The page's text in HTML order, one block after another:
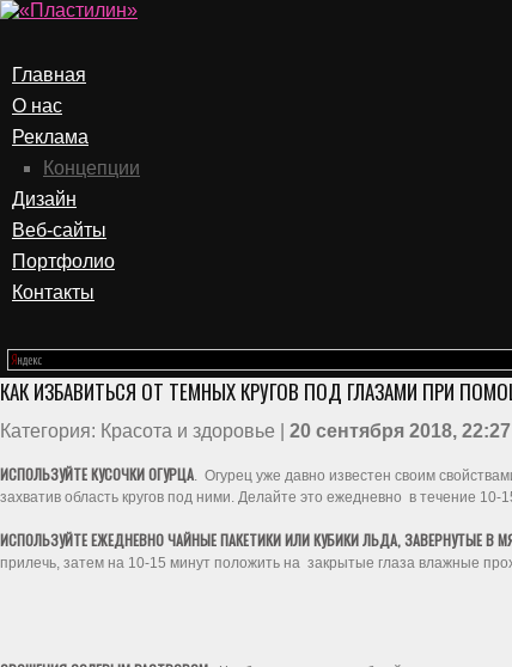
Главная
О нас
Реклама
Концепции
Дизайн
Веб-сайты
Портфолио
Контакты
КАК ИЗБАВИТЬСЯ ОТ ТЕМНЫХ КРУГОВ ПОД ГЛАЗАМИ ПРИ
Категория: Красота и здоровье | 20 сентября 2018, 22:27
ИСПОЛЬЗУЙТЕ КУСОЧКИ ОГУРЦА. Огурец уже давно известен своим
захватив область кругов под ними. Делайте это ежедневно в течение
ИСПОЛЬЗУЙТЕ ЕЖЕДНЕВНО ЧАЙНЫЕ ПАКЕТИКИ ИЛИ КУБИКИ ЛЬДА, ЗАВЕРНУТЫЕ В
прилечь, затем на 10-15 минут положить на закрытые глаза влажные